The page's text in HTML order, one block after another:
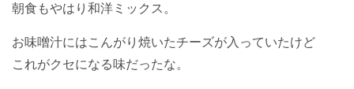
朝食もやはり和洋ミックス。
お味噌汁にはこんがり焼いたチーズが入っていたけど
これがクセになる味だったな。